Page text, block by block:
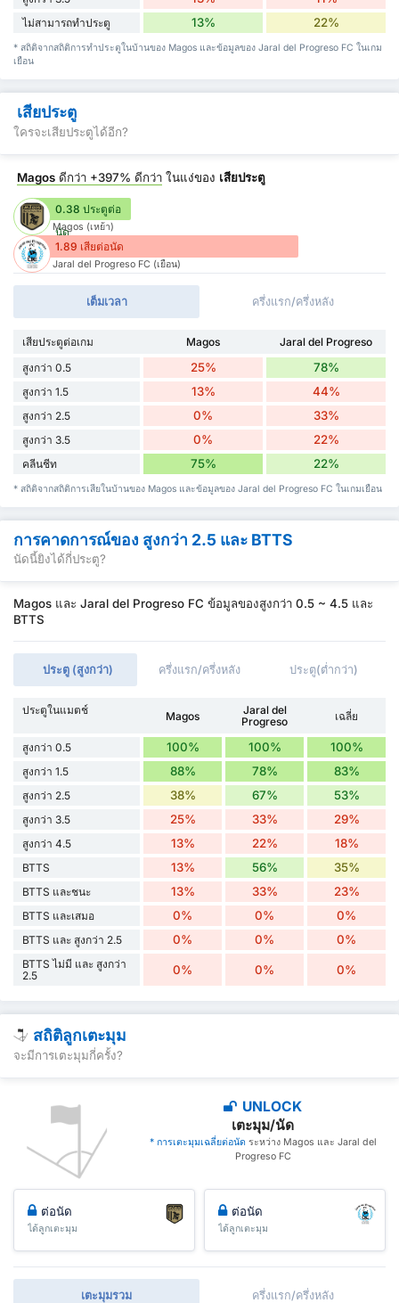
ไม่สามารถทำประตู 13% 22%
* สถิติจากสถิติการทำประตูในบ้านของ Magos และข้อมูลของ Jaral del Progreso FC ในเกม
เยือน
เสียประตู
ใครจะเสียประตูได้อีก?
Magos ดีกว่า +397% ดีกว่า ในแง่ของ เสียประตู
0.38 ประตูต่อ
นัด
Magos (เหย้า)
1.89 เสียต่อนัด
Jaral del Progreso FC (เยือน)
เต็มเวลา ครึ่งแรก/ครึ่งหลัง
เสียประตูต่อเกม Magos
Jaral del Progreso
สูงกว่า 0.5
25% 78%
สูงกว่า 1.5 13% 44%
สูงกว่า 2.5 0% 33%
สูงกว่า 3.5 0% 22%
คลีนชีท 75% 22%
* สถิติจากสถิติการเสียในบ้านของ Magos และข้อมูลของ Jaral del Progreso FC ในเกมเยือน
การคาดการณ์ของ สูงกว่า 2.5 และ BTTS
นัดนี้ยิงได้กี่ประตู?
Magos และ Jaral del Progreso FC ข้อมูลของสูงกว่า 0.5 ~ 4.5 และ
BTTS
ประตู (สูงกว่า) ครึ่งแรก/ครึ่งหลัง ประตู(ต่ำกว่า)
ประตูในแมตช์ Magos
Jaral del
Progreso
เฉลี่ย
สูงกว่า 0.5 100% 100% 100%
สูงกว่า 1.5 88% 78% 83%
สูงกว่า 2.5 38% 67% 53%
สูงกว่า 3.5 25% 33% 29%
สูงกว่า 4.5 13% 22% 18%
BTTS 13% 56% 35%
BTTS และชนะ 13% 33% 23%
BTTS และเสมอ 0% 0% 0%
BTTS และ สูงกว่า 2.5 0% 0% 0%
BTTS ไม่มี และ สูงกว่า
2.5
0% 0% 0%
สถิติลูกเตะมุม
จะมีการเตะมุมกี่ครั้ง?
UNLOCK
เตะมุม/นัด
* การเตะมุมเฉลี่ยต่อนัด ระหว่าง Magos และ Jaral del
Progreso FC
ต่อนัด
ได้ลูกเตะมุม
ต่อนัด
ได้ลูกเตะมุม
เตะมุมรวม ครึ่งแรก/ครึ่งหลัง